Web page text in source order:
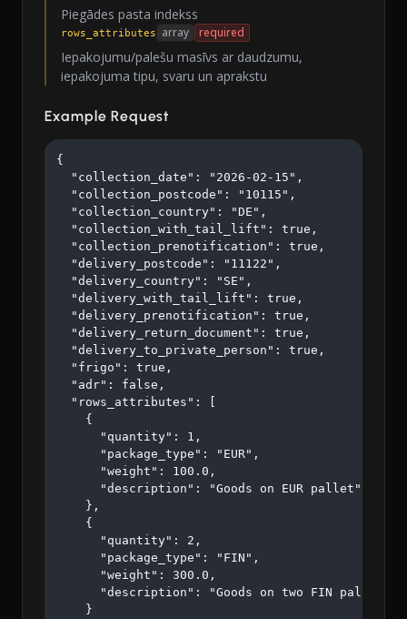
Piegādes pasta indekss
rows_attributes array required
Iepakojumu/palešu masīvs ar daudzumu,
iepakojuma tipu, svaru un aprakstu
Example Request
{
  "collection_date": "2026-02-15",
  "collection_postcode": "10115",
  "collection_country": "DE",
  "collection_with_tail_lift": true,
  "collection_prenotification": true,
  "delivery_postcode": "11122",
  "delivery_country": "SE",
  "delivery_with_tail_lift": true,
  "delivery_prenotification": true,
  "delivery_return_document": true,
  "delivery_to_private_person": true,
  "frigo": true,
  "adr": false,
  "rows_attributes": [
    {
      "quantity": 1,
      "package_type": "EUR",
      "weight": 100.0,
      "description": "Goods on EUR pallet"
    },
    {
      "quantity": 2,
      "package_type": "FIN",
      "weight": 300.0,
      "description": "Goods on two FIN pallets"
    }